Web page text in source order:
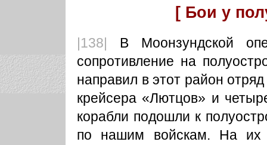
[ Бои у
|138| В Моонзундской
сопротивление на
направил в этот район
крейсера «Лютцов» и
корабли подошли к
по нашим войскам. На их